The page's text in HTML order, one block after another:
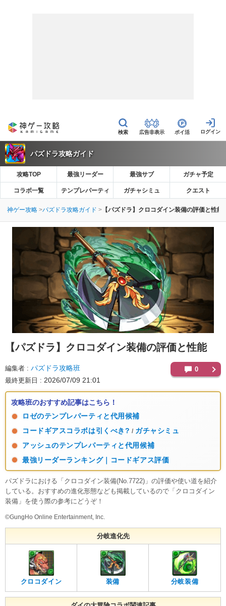
広告非表示 ポイ活
パズドラ攻略ガイド
攻略TOP 最強リーダー 最強サブ ガチャ予定
コラボ一覧 テンプレパーティ ガチャシミュ クエスト
神ゲー攻略 パズドラ攻略ガイド 【パズドラ】クロコダイン装備の評価と性能
【パズドラ】 クロコダイン装備の評価と性能
編集者 パズドラ攻略班
最終更新日 2026/07/09 21:01
0
攻略班のおすすめ記事はこちら！
ロゼのテンプレパーティと代用候補
コードギアスコラボは引くべき? / ガチャシミュ
アッシュのテンプレパーティと代用候補
最強リーダーランキング｜コードギアス評価
パズドラにおける「クロコダイン装備(No.7722)」の評価や使い道を紹介
している。おすすめの進化形態なども掲載しているので「クロコダイン
装備」を使う際の参考にどうぞ！
©GungHo Online Entertainment, Inc.
分岐進化先
クロコダイン 装備 分岐装備